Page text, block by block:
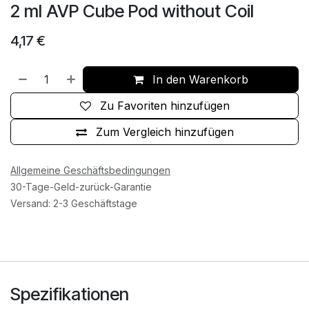
2 ml AVP Cube Pod without Coil
4,17 €
In den Warenkorb
Zum Vergleich hinzufügen
Zu Favoriten hinzufügen
Allgemeine Geschäftsbedingungen
30-Tage-Geld-zurück-Garantie
Versand: 2-3 Geschäftstage
Spezifikationen